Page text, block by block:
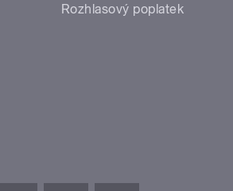
Rozhlasový poplatek